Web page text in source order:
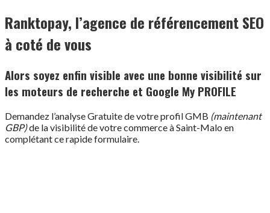
Ranktopay, l’agence de référencement SEO
à coté de vous
Alors soyez enfin visible avec une bonne visibilité sur
les moteurs de recherche et Google My PROFILE
Demandez l’analyse Gratuite de votre profil GMB (maintenant
GBP)de la visibilité de votre commerce à Saint-Malo en
complétant ce rapide formulaire.